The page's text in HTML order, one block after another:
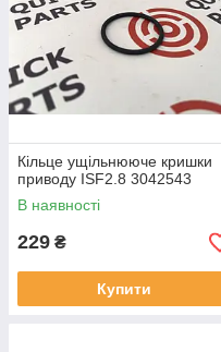
Кільце ущільнююче кришки
приводу ISF2.8 3042543
В наявності
229 ₴
Купити